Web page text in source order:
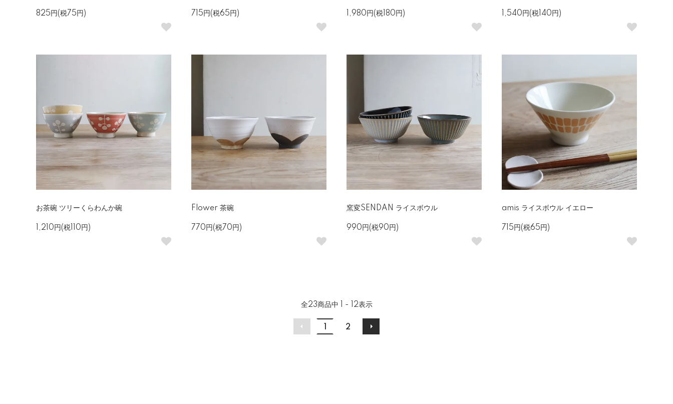
825円(税75円) 715円(税65円) 1,980円(税180円) 1,540円(税140円)
お茶碗 ツリーくらわんか碗
1,210円(税110円)
Flower 茶碗
770円(税70円)
窯変SENDAN ライスボウル
990円(税90円)
amis ライスボウル イエロー
715円(税65円)
全23商品中 1 - 12表示
2